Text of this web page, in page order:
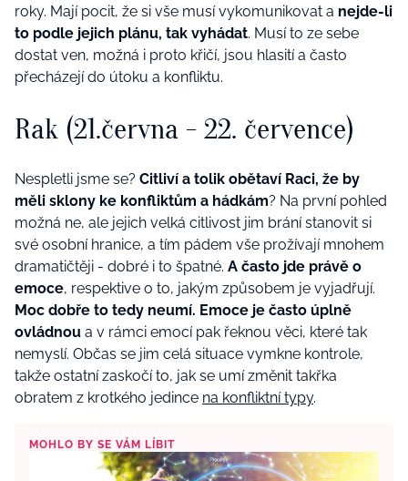
roky. Mají pocit, že si vše musí vykomunikovat a nejde-li
to podle jejich plánu, tak vyhádat. Musí to ze sebe
dostat ven, možná i proto křičí, jsou hlasití a často
přecházejí do útoku a konfliktu.
Rak (21.června - 22. července)
Nespletli jsme se? Citliví a tolik obětaví Raci, že by
měli sklony ke konfliktům a hádkám? Na první pohled
možná ne, ale jejich velká citlivost jim brání stanovit si
své osobní hranice, a tím pádem vše prožívají mnohem
dramatičtěji - dobré i to špatné. A často jde právě o
emoce, respektive o to, jakým způsobem je vyjadřují.
Moc dobře to tedy neumí. Emoce je často úplně
ovládnou a v rámci emocí pak řeknou věci, které tak
nemyslí. Občas se jim celá situace vymkne kontrole,
takže ostatní zaskočí to, jak se umí změnit takřka
obratem z krotkého jedince na konfliktní typy.
MOHLO BY SE VÁM LÍBIT